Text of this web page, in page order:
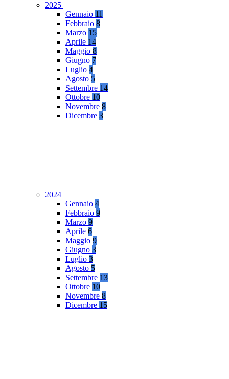
2025
Gennaio 11
Febbraio 8
Marzo 15
Aprile 14
Maggio 8
Giugno 7
Luglio 4
Agosto 5
Settembre 14
Ottobre 10
Novembre 8
Dicembre 3
2024
Gennaio 4
Febbraio 9
Marzo 9
Aprile 6
Maggio 9
Giugno 3
Luglio 3
Agosto 5
Settembre 13
Ottobre 10
Novembre 8
Dicembre 15